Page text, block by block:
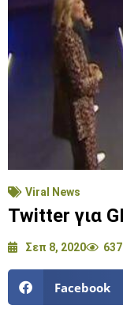
Viral News
Twitter για
Σεπ 8, 2020 637
Facebook